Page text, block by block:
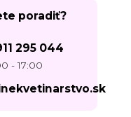
poradiť?
295 044
- 17:00